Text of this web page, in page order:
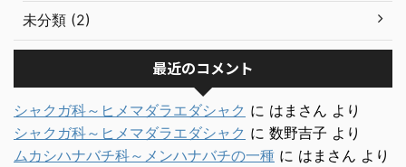
未分類 (2)
最近のコメント
シャクガ科～ヒメマダラエダシャク に はまさん より
シャクガ科～ヒメマダラエダシャク に 数野吉子 より
ムカシハナバチ科～メンハナバチの一種 に はまさん より